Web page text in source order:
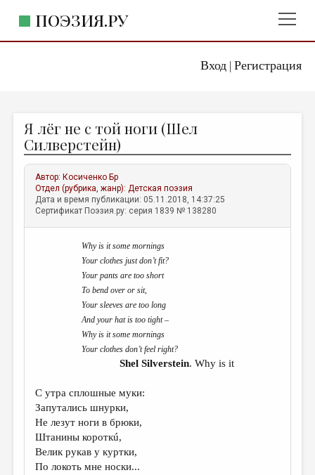
Вход| Регистрация
ПОЭЗИЯ.РУ
ЖАНРЫ
АВТОРЫ
КОММЕНТАРИИ
ЛИТСАЛОН
ПРАВИЛА САЙТА
ОТДЕЛЫ И РУБРИКИ
КОНКУРСЫ
ДЕТСКАЯ КОМНАТА
КНИЖНАЯ ПОЛКА
Я лёг не с той ноги (Шел
Силверстейн)
Автор: Косиченко Бр
Отдел (рубрика, жанр):Детская поэзия
Дата и время публикации: 05.11.2018, 14:37:25
Сертификат Поэзия.ру: серия 1839 № 138280
Why is it some mornings
Your clothes just don’t fit?
Your pants are too short
To bend over or sit,
Your sleeves are too long
And your hat is too tight –
Why is it some mornings
Your clothes don’t feel right?
Shel Silverstein. Why is it
С утра сплошные муки:
Запутались шнурки,
Не лезут ноги в брюки,
Штанины короткú,
Велик рукав у куртки,
По локоть мне носки...